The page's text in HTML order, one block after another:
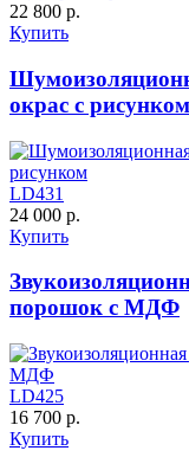
Д-37 Н
ДНТ
C57
C59
22 800 р.
Купить
окрас с рисунком
LD431
24 000 р.
Купить
порошок с МДФ
LD425
16 700 р.
Купить